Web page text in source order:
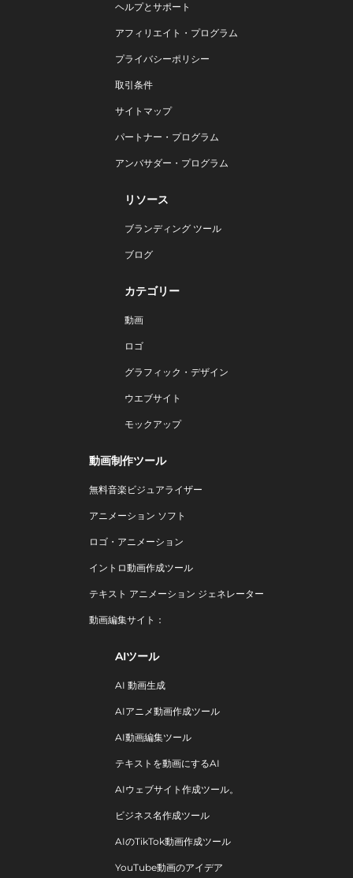
ヘルプとサポート
アフィリエイト・プログラム
プライバシーポリシー
取引条件
サイトマップ
パートナー・プログラム
アンバサダー・プログラム
リソース
ブランディング ツール
ブログ
カテゴリー
動画
ロゴ
グラフィック・デザイン
ウエブサイト
モックアップ
動画制作ツール
無料音楽ビジュアライザー
アニメーション ソフト
ロゴ・アニメーション
イントロ動画作成ツール
テキスト アニメーション ジェネレーター
動画編集サイト：
AIツール
AI 動画生成
AIアニメ動画作成ツール
AI動画編集ツール
テキストを動画にするAI
AIウェブサイト作成ツール。
ビジネス名作成ツール
AIのTikTok動画作成ツール
YouTube動画のアイデア